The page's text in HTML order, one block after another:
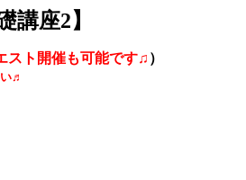
講座2】
スト開催も可能です♫ ）
♬